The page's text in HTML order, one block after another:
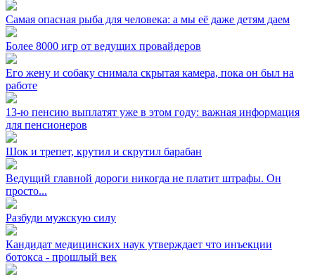
Самая опасная рыба для человека: а мы её даже детям даем
Более 8000 игр от ведущих провайдеров
Его жену и собаку снимала скрытая камера, пока он был на
работе
13-ю пенсию выплатят уже в этом году: важная информация
для пенсионеров
Шок и трепет, крутил и скрутил барабан
Ведущий главной дороги никогда не платит штрафы. Он
просто...
Разбуди мужскую силу
Кандидат медицинских наук утверждает что инъекции
ботокса - прошлый век